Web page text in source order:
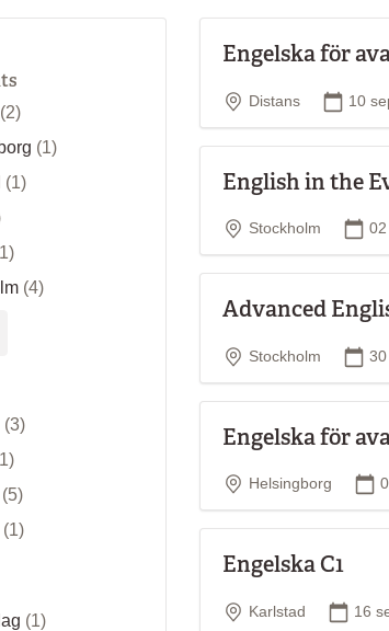
(2)
(1)
(1)
(4)
(3)
(5)
(1)
(1)
Engelska för
Plats
Distans 10
English in the
Plats
Stockholm
Advanced
Plats
Stockholm
Engelska för
Plats
Helsingborg
Engelska C1
Plats
Karlstad 16